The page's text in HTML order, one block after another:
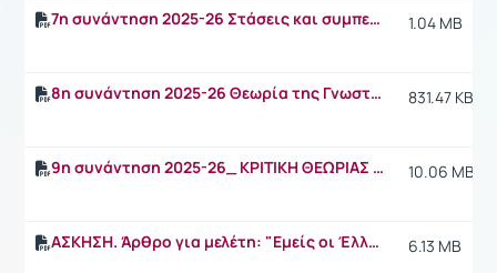
7η συνάντηση 2025-26 Στάσεις και συμπεριφορά_Θεωρίες_Λογικής Πράξης_Προσχεδιασμένης Συμπεριφοράς.pdf 1.04 MB
8η συνάντηση 2025-26 Θεωρία της Γνωστικής Ασυμφωνίας - Αλλαγή στάσεων.pdf 831.47 KB
9η συνάντηση 2025-26_ ΚΡΙΤΙΚΗ ΘΕΩΡΙΑΣ ΠΡΟΣΧΕΔΙΑΣΜΕΝΗΣ ΣΥΜΠΕΡΙΦΟΡΑΣ-ΠΕΙΘΩ-ΑΛΛΑΓΗ ΣΤΑΣΕΩΝ.pdf 10.06 MB
ΑΣΚΗΣΗ. Άρθρο για μελέτη: "Εμείς οι Έλληνες...εμείς οι Ευρωπαίοι", 2004" 6.13 MB